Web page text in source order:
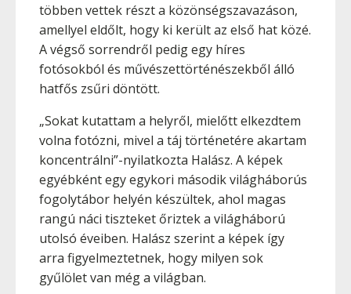
többen vettek részt a közönségszavazáson,
amellyel eldőlt, hogy ki került az első hat közé.
A végső sorrendről pedig egy híres
fotósokból és művészettörténészekből álló
hatfős zsűri döntött.
„Sokat kutattam a helyről, mielőtt elkezdtem
volna fotózni, mivel a táj történetére akartam
koncentrálni”-nyilatkozta Halász. A képek
egyébként egy egykori második világháborús
fogolytábor helyén készültek, ahol magas
rangú náci tiszteket őriztek a világháború
utolsó éveiben. Halász szerint a képek így
arra figyelmeztetnek, hogy milyen sok
gyűlölet van még a világban.